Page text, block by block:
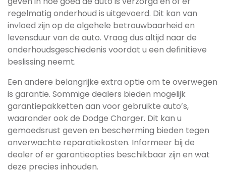
regelmatig onderhoud is uitgevoerd. Dit kan van
invloed zijn op de algehele betrouwbaarheid en
levensduur van de auto. Vraag dus altijd naar de
onderhoudsgeschiedenis voordat u een definitieve
beslissing neemt.
Een andere belangrijke extra optie om te overwegen
is garantie. Sommige dealers bieden mogelijk
garantiepakketten aan voor gebruikte auto’s,
waaronder ook de Dodge Charger. Dit kan u
gemoedsrust geven en bescherming bieden tegen
onverwachte reparatiekosten. Informeer bij de
dealer of er garantieopties beschikbaar zijn en wat
deze precies inhouden.